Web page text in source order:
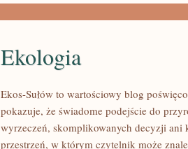
Ekologia
Ekos-Sułów to wartościowy blog
pokazuje, że świadome podejście do
wyrzeczeń, skomplikowanych decyzji ani
przestrzeń, w którym czytelnik może